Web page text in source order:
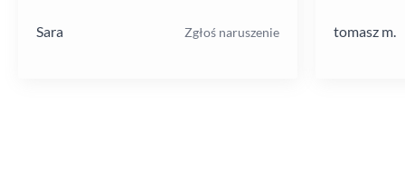
Sara Zgłoś naruszenie
tomasz m.